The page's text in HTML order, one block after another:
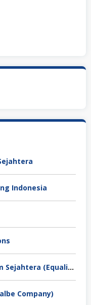
Indonesia
PT Equalindo Makmur Alam Sejahtera (Equalindo Group)
Company)